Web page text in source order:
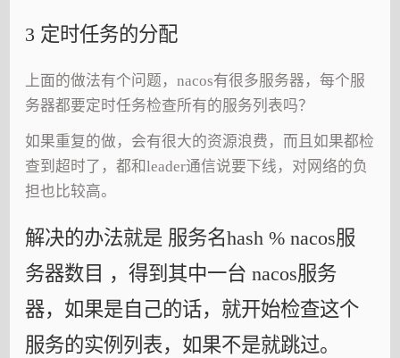
3 定时任务的分配
上面的做法有个问题，nacos有很多服务器，每个服
务器都要定时任务检查所有的服务列表吗？
如果重复的做，会有很大的资源浪费，而且如果都检
查到超时了，都和leader通信说要下线，对网络的负
担也比较高。
解决的办法就是 服务名hash % nacos服
务器数目 ，得到其中一台 nacos服务
器，如果是自己的话，就开始检查这个
服务的实例列表，如果不是就跳过。